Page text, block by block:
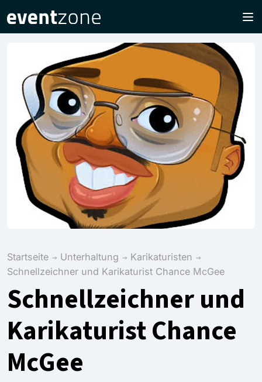
Startseite Unterhaltung
Karikaturisten
Schnellzeichner und Karikaturist Chance McGee
Schnellzeichner und
Karikaturist Chance
McGee